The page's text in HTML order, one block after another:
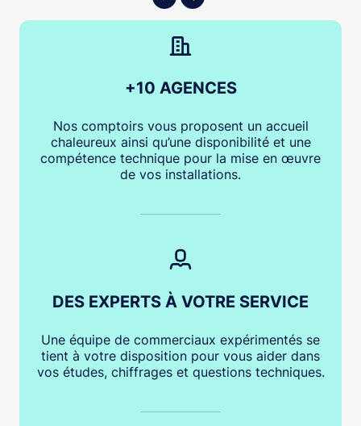
+10 AGENCES
Nos comptoirs vous proposent un accueil
chaleureux ainsi qu’une disponibilité et une
compétence technique pour la mise en œuvre
de vos installations.
DES EXPERTS À VOTRE SERVICE
Une équipe de commerciaux expérimentés se
tient à votre disposition pour vous aider dans
vos études, chiffrages et questions techniques.